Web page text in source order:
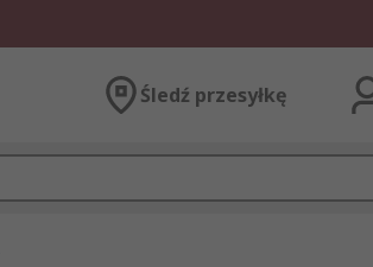
Śledź przesyłkę